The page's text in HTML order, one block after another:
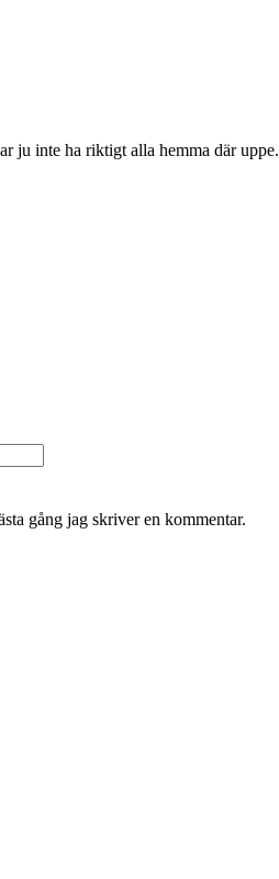
ju inte ha riktigt alla hemma där uppe.
gång jag skriver en kommentar.